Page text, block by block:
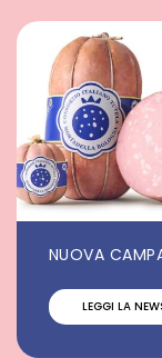
NUOVA
LEGGI LA